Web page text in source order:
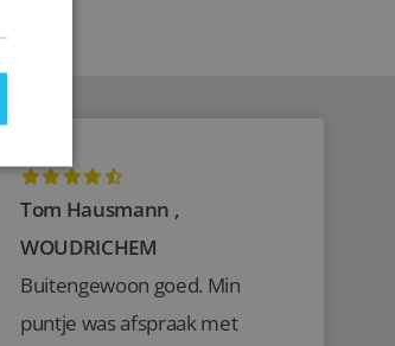
Tom Hausmann ,
WOUDRICHEM
Buitengewoon goed. Min
puntje was afspraak met